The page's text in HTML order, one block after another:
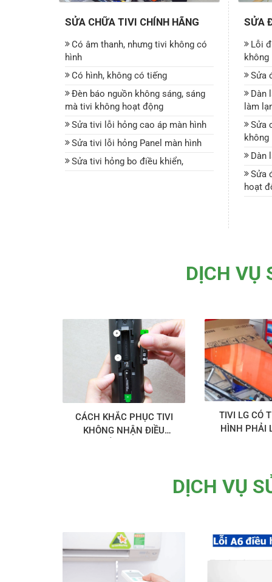
SỬA CHỮA TIVI CHÍNH HÃNG
Có âm thanh, nhưng tivi không có
hình
Có hình, không có tiếng
Đèn báo nguồn không sáng, sáng
mà tivi không hoạt động
Sửa tivi lỗi hỏng cao áp màn hình
Sửa tivi lỗi hỏng Panel màn hình
Sửa tivi hỏng bo điều khiển,
SỬA
Lỗi
Sửa
Dàn
làm
Sửa
Dàn
Sửa
hoạt
DỊCH VỤ
CÁCH KHẮC PHỤC TIVI
KHÔNG NHẬN ĐIỀU
TIVI LG CÓ
HÌNH PHẢI
DỊCH VỤ